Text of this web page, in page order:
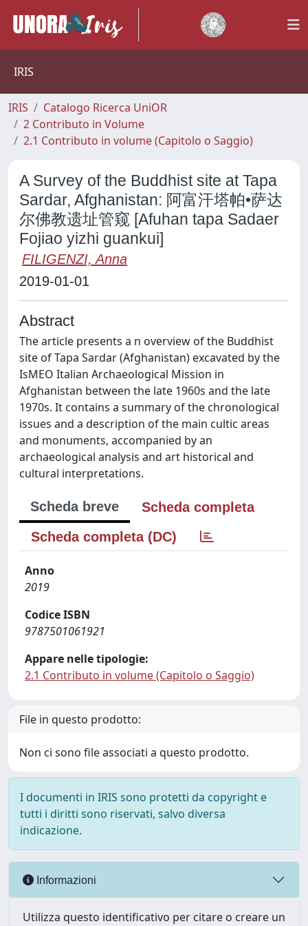
IRIS
IRIS
Catalogo Ricerca UniOR
2 Contributo in Volume
2.1 Contributo in volume (Capitolo o Saggio)
A Survey of the Buddhist site at Tapa
Sardar, Afghanistan: 阿富汗塔帕•萨达
尔佛教遗址管窥 [Afuhan tapa Sadaer
Fojiao yizhi guankui]
FILIGENZI, Anna
2019-01-01
Abstract
The article presents a n overview of the Buddhist
site of Tapa Sardar (Afghanistan) excavated by the
IsMEO Italian Archaeological Mission in
Afghanistan between the late 1960s and the late
1970s. It contains a summary of the chronological
issues and a description of the main cultic areas
and monuments, accompanied by an
archaeological analysis and art historical and
cultural interpretations.
Scheda breve
Scheda completa
Scheda completa (DC)
Anno
2019
Codice ISBN
9787501061921
Appare nelle tipologie:
2.1 Contributo in volume (Capitolo o Saggio)
File in questo prodotto:
Non ci sono file associati a questo prodotto.
I documenti in IRIS sono protetti da copyright e
tutti i diritti sono riservati, salvo diversa
indicazione.
Informazioni
Utilizza questo identificativo per citare o creare un